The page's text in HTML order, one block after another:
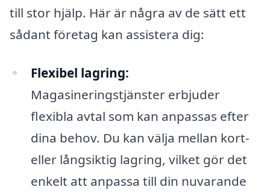
till stor hjälp. Här är några av de sätt ett
sådant företag kan assistera dig:
Flexibel lagring:
Magasineringstjänster erbjuder
flexibla avtal som kan anpassas efter
dina behov. Du kan välja mellan kort-
eller långsiktig lagring, vilket gör det
enkelt att anpassa till din nuvarande